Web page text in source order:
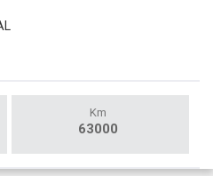
Km
63000